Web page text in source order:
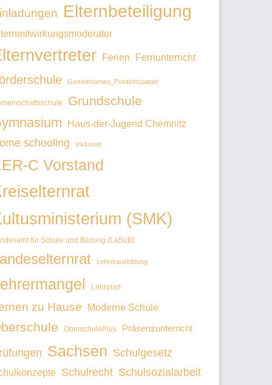
Elternbeteiligung
Ferien Fernunterricht
Gemeinsames_Positionspapier
Grundschule
Haus-der-Jugend Chemnitz
schooling Inklusion
C Vorstand
(SMK)
für Schule und Bildung (LaSuB)
Lehrerausbildung
Lehrplan
zu Hause Moderne Schule
OberschulePlus Präsenzunterricht
Sachsen Schulgesetz
Schulrecht Schulsozialarbeit